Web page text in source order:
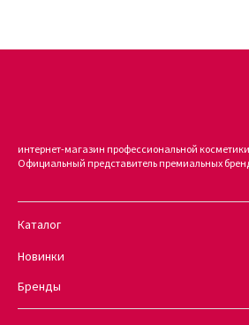
слюда выполняет исключительно
детальных научных исследованиях;
цинка оксид успокаивает,
foundation онлайн
интернет-магазин профессиональной
Официальный представитель премиальных
Каталог
Новинки
Бренды